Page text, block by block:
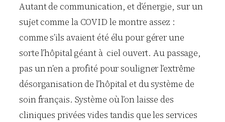
Autant de communication, et d’énergie, sur un
sujet comme la COVID le montre assez :
comme s’ils avaient été élu pour gérer une
sorte l’hôpital géant à ciel ouvert. Au passage,
pas un n’en a profité pour souligner l’extrême
désorganisation de l’hôpital et du système de
soin français. Système où l’on laisse des
cliniques privées vides tandis que les services